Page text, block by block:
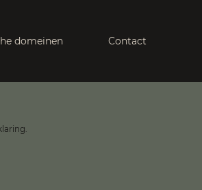
domeinen Contact